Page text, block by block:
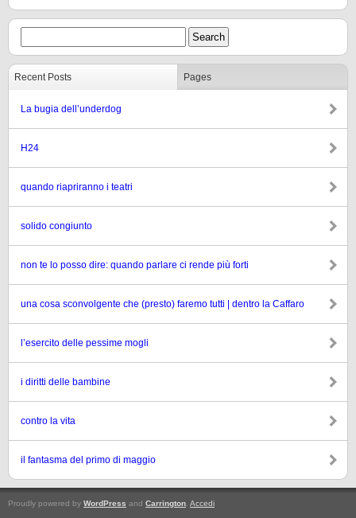
Recent Posts Pages
La bugia dell’underdog
H24
quando riapriranno i teatri
solido congiunto
non te lo posso dire: quando parlare ci rende più forti
una cosa sconvolgente che (presto) faremo tutti | dentro la Caffaro
l’esercito delle pessime mogli
i diritti delle bambine
contro la vita
il fantasma del primo di maggio
Proudly powered by WordPress and Carrington Accedi